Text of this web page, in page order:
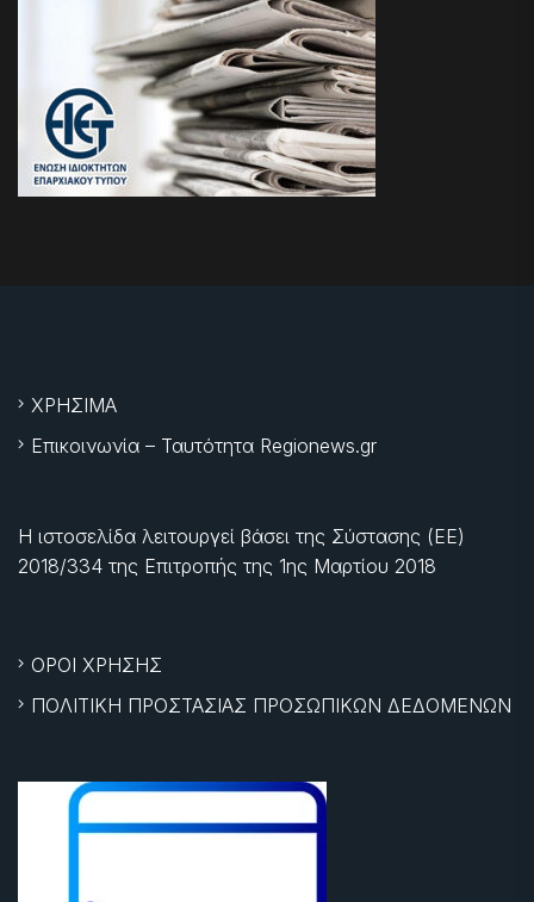
ΧΡΗΣΙΜΑ
Επικοινωνία – Ταυτότητα Regionews.gr
Η ιστοσελίδα λειτουργεί βάσει της Σύστασης (ΕΕ)
2018/334 της Επιτροπής της 1ης Μαρτίου 2018
ΟΡΟΙ ΧΡΗΣΗΣ
ΠΟΛΙΤΙΚΗ ΠΡΟΣΤΑΣΙΑΣ ΠΡΟΣΩΠΙΚΩΝ ΔΕΔΟΜΕΝΩΝ